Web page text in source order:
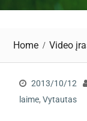
Home Video
2013/10/12
laime, Vytautas